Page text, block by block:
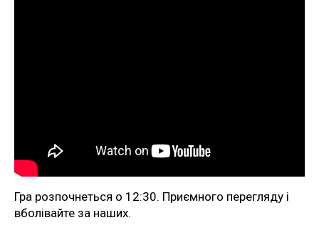
Гра розпочнеться о 12:30. Приємного перегляду і
вболівайте за наших.